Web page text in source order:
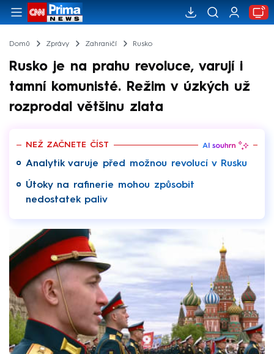
Domů Zprávy Zahraničí Rusko
Rusko je na prahu revoluce, varují i
tamní komunisté. Režim v úzkých už
rozprodal většinu zlata
NEŽ ZAČNETE ČÍST
Analytik varuje před možnou revolucí v Rusku
Útoky na rafinerie mohou způsobit
nedostatek paliv